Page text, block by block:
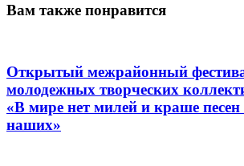
Вам также понравится
Открытый межрайонный
молодежных творческих
«В мире нет милей и краше
наших»